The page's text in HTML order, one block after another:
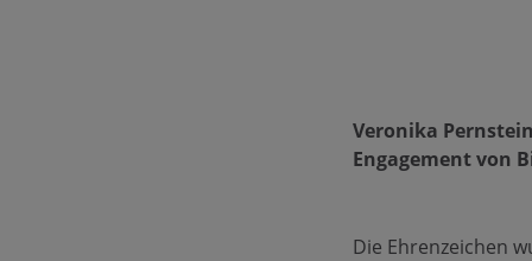
Veronika
Engagement von
Die Ehrenzeichen